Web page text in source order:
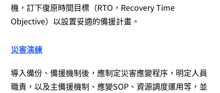
機，訂下復原時間目標（RTO，Recovery Time
Objective）以設置妥適的備援計畫。
災害演練
導入備份、備援機制後，應制定災害應變程序，明定人員
職責，以及主備援機制、應變SOP、資源調度運用等，並